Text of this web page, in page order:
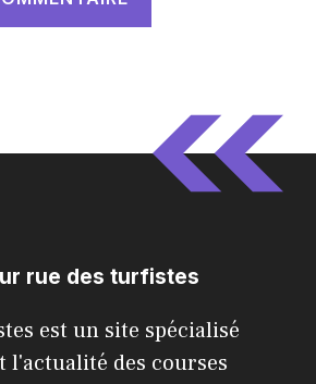
rue des turfistes
est un site spécialisé
l'actualité des courses